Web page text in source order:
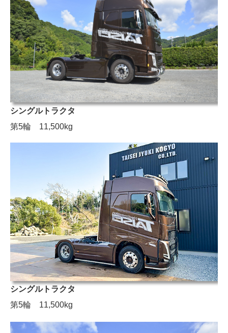
シングルトラクタ
第5輪 11,500kg
シングルトラクタ
第5輪 11,500kg